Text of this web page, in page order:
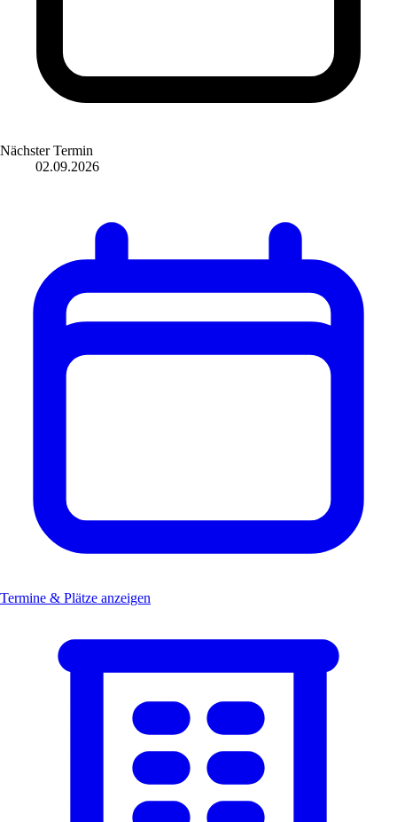
Nächster Termin
02.09.2026
Termine & Plätze anzeigen